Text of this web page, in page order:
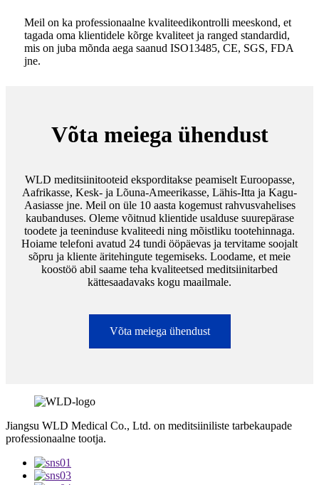
Meil on ka professionaalne kvaliteedikontrolli meeskond, et
tagada oma klientidele kõrge kvaliteet ja ranged standardid,
mis on juba mõnda aega saanud ISO13485, CE, SGS, FDA
jne.
Võta meiega ühendust
WLD meditsiinitooteid eksporditakse peamiselt Euroopasse,
Aafrikasse, Kesk- ja Lõuna-Ameerikasse, Lähis-Itta ja Kagu-
Aasiasse jne. Meil on üle 10 aasta kogemust rahvusvahelises
kaubanduses. Oleme võitnud klientide usalduse suurepärase
toodete ja teeninduse kvaliteedi ning mõistliku tootehinnaga.
Hoiame telefoni avatud 24 tundi ööpäevas ja tervitame soojalt
sõpru ja kliente äritehingute tegemiseks. Loodame, et meie
koostöö abil saame teha kvaliteetsed meditsiinitarbed
kättesaadavaks kogu maailmale.
Võta meiega ühendust
Jiangsu WLD Medical Co., Ltd. on meditsiiniliste tarbekaupade
professionaalne tootja.